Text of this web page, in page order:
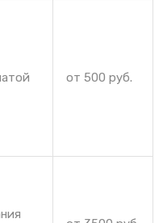
от 500 руб.